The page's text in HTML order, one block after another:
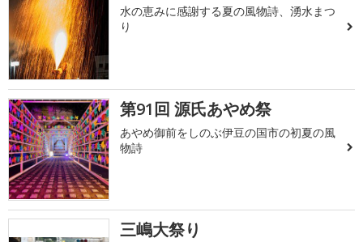
水の恵みに感謝する夏の風物詩、湧水まつ
り
第91回 源氏あやめ祭
あやめ御前をしのぶ伊豆の国市の初夏の風
物詩
三嶋大祭り